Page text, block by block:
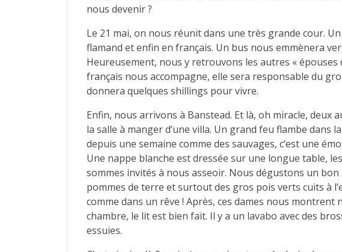
nous devenir ?
Le 21 mai, on nous réunit dans une très grande cour.
flamand et enfin en français. Un bus nous emmènera
Heureusement, nous y retrouvons les autres « épouses
français nous accompagne, elle sera responsable du
donnera quelques shillings pour vivre.
Enfin, nous arrivons à Banstead. Et là, oh miracle, deux
la salle à manger d’une villa. Un grand feu flambe dans
depuis une semaine comme des sauvages, c’est une
Une nappe blanche est dressée sur une longue table,
sommes invités à nous asseoir. Nous dégustons un bon
pommes de terre et surtout des gros pois verts cuits à
comme dans un rêve ! Après, ces dames nous montrent
chambre, le lit est bien fait. Il y a un lavabo avec des
essuies.